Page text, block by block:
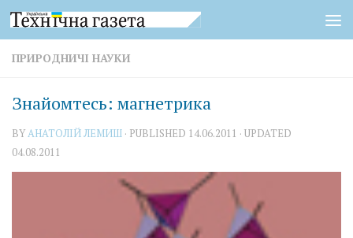
Skip to content
ПРИРОДНИЧІ НАУКИ
Знайомтесь: магнетрика
BYАНАТОЛІЙ ЛЕМИШ · PUBLISHED 14.06.2011 · UPDATED
04.08.2011